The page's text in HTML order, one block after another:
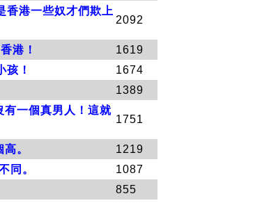
香港一些奴才們欺上
2092
港！
1619
！
1674
1389
有一個真男人！這就
1751
。
1219
同。
1087
855